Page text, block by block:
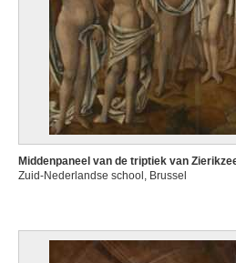
Middenpaneel van de triptiek van
Zuid-Nederlandse school, Brussel